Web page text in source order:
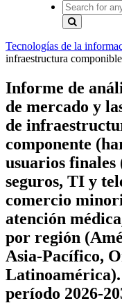
Tecnologías de la
infraestructura componible
Informe de
de mercado y
de
componente
usuarios
seguros, TI y
comercio
atención
por región
Asia-Pacífico,
período 2026-